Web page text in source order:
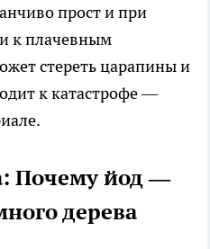
прост и при
к плачевным
стереть царапины и
к катастрофе —
Почему йод —
дерева